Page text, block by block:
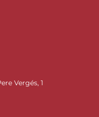
Vergés, 1